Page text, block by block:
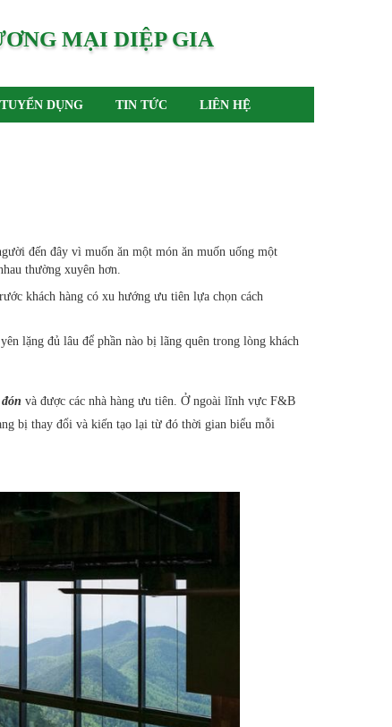
MẠI DIỆP GIA
TUYỂN DỤNG TIN TỨC LIÊN HỆ
đến đây vì muốn ăn một món ăn muốn uống một
thường xuyên hơn.
khách hàng có xu hướng ưu tiên lựa chọn cách
lặng đủ lâu để phần nào bị lãng quên trong lòng khách
và được các nhà hàng ưu tiên. Ở ngoài lĩnh vực F&B
bị thay đổi và kiến tạo lại từ đó thời gian biểu mỗi